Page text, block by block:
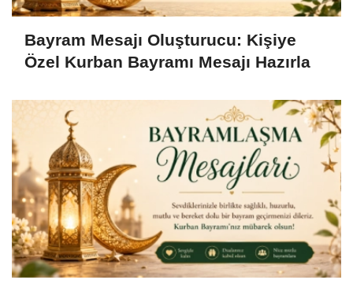
Bayram Mesajı Oluşturucu: Kişiye
Özel Kurban Bayramı Mesajı Hazırla